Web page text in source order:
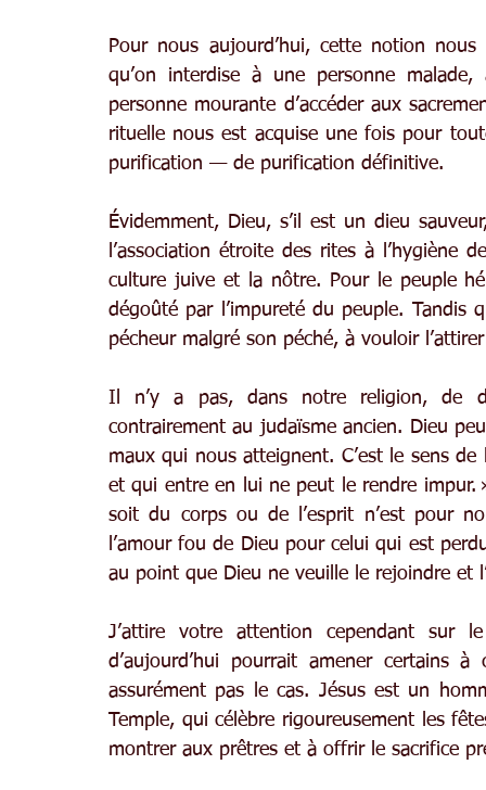
Pour nous aujourd’hui, cette notion
qu’on interdise à une personne
personne mourante d’accéder aux
rituelle nous est acquise une fois pour
purification — de purification définitive.
Évidemment, Dieu, s’il est un dieu
l’association étroite des rites à
culture juive et la nôtre. Pour le peuple
dégoûté par l’impureté du peuple. Tandis
pécheur malgré son péché, à vouloir
Il n’y a pas, dans notre religion, de
contrairement au judaïsme ancien. Dieu
maux qui nous atteignent. C’est le sens
et qui entre en lui ne peut le rendre impur.
soit du corps ou de l’esprit n’est pour
l’amour fou de Dieu pour celui qui est
au point que Dieu ne veuille le rejoindre et
J’attire votre attention cependant sur
d’aujourd’hui pourrait amener certains
assurément pas le cas. Jésus est un
Temple, qui célèbre rigoureusement les
montrer aux prêtres et à offrir le sacrifice